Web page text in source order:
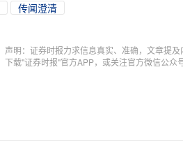
传闻澄清
声明：证券时报力求信息真实、准确，文章提
下载"证券时报"官方APP，或关注官方微信公